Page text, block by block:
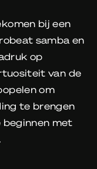
bij een
samba en
op
van de
om
te brengen
beginnen met